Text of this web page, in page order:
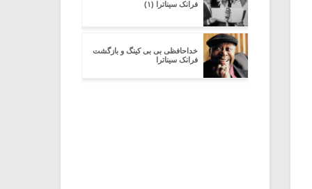
فرانک سیناترا (۱)
خداحافظی بی بی کینگ و بازگشت
فرانک سیناترا